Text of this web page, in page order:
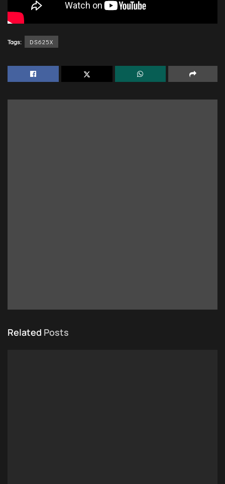
Tags: DS625X
Related Posts